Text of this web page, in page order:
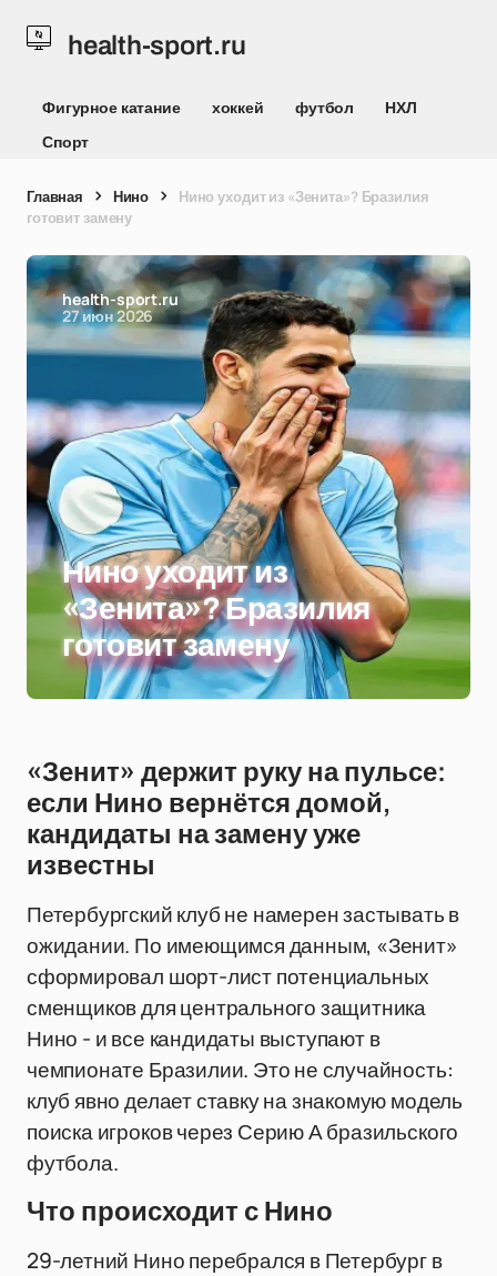
health-sport.ru
Фигурное катание хоккей футбол
НХЛ
Спорт
Главная Нино
Нино уходит из «Зенита»? Бразилия
готовит замену
health-sport.ru
27 июн 2026
Нино уходит из
«Зенита»? Бразилия
готовит замену
«Зенит» держит руку на пульсе:
если Нино вернётся домой,
кандидаты на замену уже
известны
Петербургский клуб не намерен застывать в
ожидании. По имеющимся данным, «Зенит»
сформировал шорт-лист потенциальных
сменщиков для центрального защитника
Нино - и все кандидаты выступают в
чемпионате Бразилии. Это не случайность:
клуб явно делает ставку на знакомую модель
поиска игроков через Серию А бразильского
футбола.
Что происходит с Нино
29-летний Нино перебрался в Петербург в